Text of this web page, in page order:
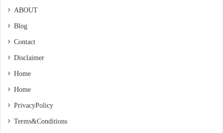
ABOUT
Blog
Contact
Disclaimer
Home
Home
Privacy Policy
Terms & Conditions